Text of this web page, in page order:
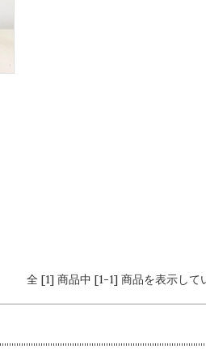
全 [1] 商品中 [1-1] 商品を表示して